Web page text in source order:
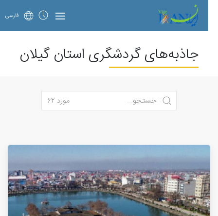
فارسی
جاذبه‌های گردشگری استان گیلان
مورد 62